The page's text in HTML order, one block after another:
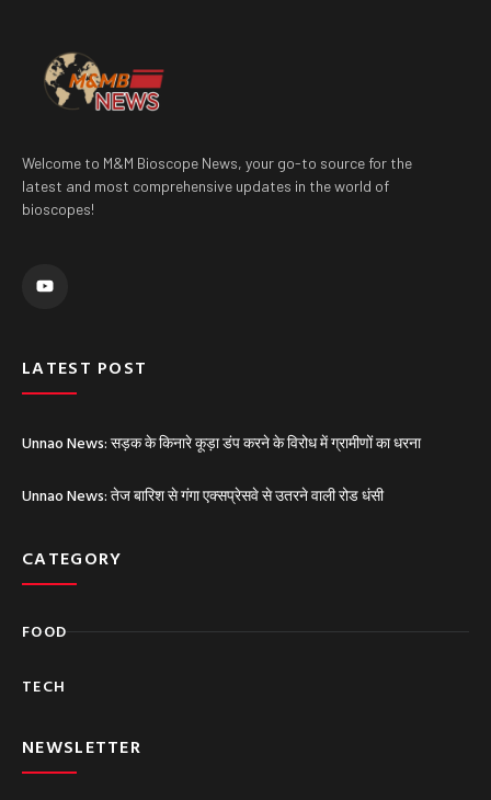
Welcome to M&M Bioscope News, your go-to source for the
latest and most comprehensive updates in the world of
bioscopes!
u
LATEST POST
Unnao News: सड़क के किनारे कूड़ा डंप करने के विरोध में ग्रामीणों का धरना
Unnao News: तेज बारिश से गंगा एक्सप्रेसवे से उतरने वाली रोड धंसी
CATEGORY
FOOD
TECH
NEWSLETTER